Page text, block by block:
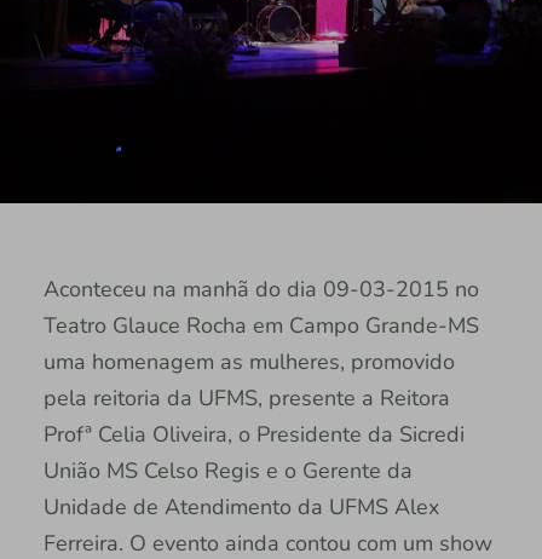
Aconteceu na manhã do dia 09-03-2015 no
Teatro Glauce Rocha em Campo Grande-MS
uma homenagem as mulheres, promovido
pela reitoria da UFMS, presente a Reitora
Profª Celia Oliveira, o Presidente da Sicredi
União MS Celso Regis e o Gerente da
Unidade de Atendimento da UFMS Alex
Ferreira. O evento ainda contou com um show